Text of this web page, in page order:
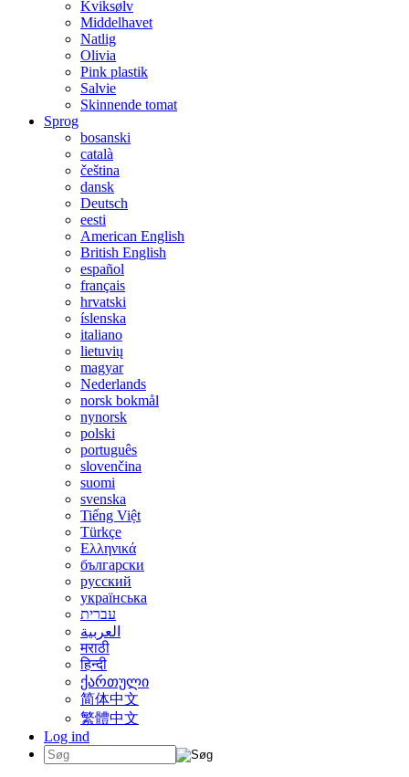
Kviksølv
Middelhavet
Natlig
Olivia
Pink plastik
Salvie
Skinnende tomat
Sprog
bosanski
català
čeština
dansk
Deutsch
eesti
American English
British English
español
français
hrvatski
íslenska
italiano
lietuvių
magyar
Nederlands
norsk bokmål
nynorsk
polski
português
slovenčina
suomi
svenska
Tiếng Việt
Türkçe
Ελληνικά
български
русский
українська
עברית
العربية
मराठी
हिन्दी
ქართული
简体中文
繁體中文
Log ind